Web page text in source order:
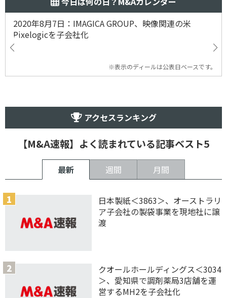
2020年8月7日：IMAGICA GROUP、映像関連の米
Pixelogicを子会社化
※表示のディールは公表日ベースです。
アクセスランキング
【M&A速報】よく読まれている記事ベスト5
最新 週間 月間
日本製紙＜3863＞、オーストラリ
ア子会社の製袋事業を現地社に譲
渡
クオールホールディングス＜3034
＞、愛知県で調剤薬局3店舗を運
営するMH2を子会社化